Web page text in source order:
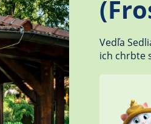
Vedľa
ich chrbte